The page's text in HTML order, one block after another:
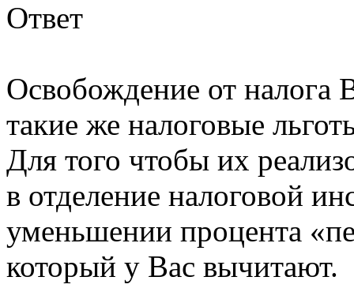
Ответ
Освобождение от
такие же налоговые
Для того чтобы их
в отделение налоговой
уменьшении процента
который у Вас вычитают.